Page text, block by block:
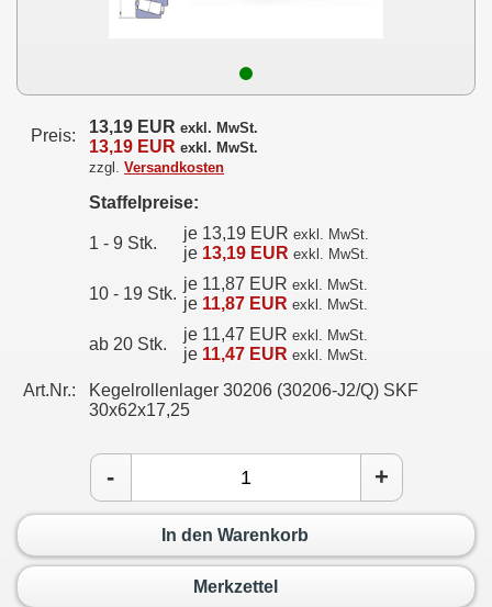
Preis: 13,19 EUR exkl. MwSt.
13,19 EUR exkl. MwSt.
zzgl. Versandkosten
Staffelpreise:
1 - 9 Stk.
je 13,19 EUR exkl. MwSt.
je 13,19 EUR exkl. MwSt.
10 - 19 Stk.
je 11,87 EUR exkl. MwSt.
je 11,87 EUR exkl. MwSt.
ab 20 Stk.
je 11,47 EUR exkl. MwSt.
je 11,47 EUR exkl. MwSt.
Art.Nr.:
Kegelrollenlager 30206 (30206-J2/Q) SKF
30x62x17,25
- +
In den Warenkorb
Merkzettel